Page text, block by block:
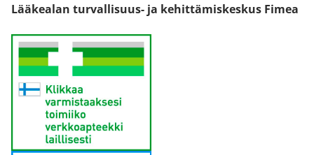
Lääkealan turvallisuus- ja kehittämiskeskus Fimea